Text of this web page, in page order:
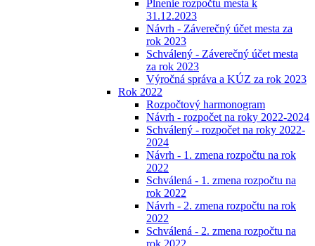
Plnenie rozpočtu mesta k
31.12.2023
Návrh - Záverečný účet mesta za
rok 2023
Schválený - Záverečný účet mesta
za rok 2023
Výročná správa a KÚZ za rok 2023
Rok 2022
Rozpočtový harmonogram
Návrh - rozpočet na roky 2022-2024
Schválený - rozpočet na roky 2022-
2024
Návrh - 1. zmena rozpočtu na rok
2022
Schválená - 1. zmena rozpočtu na
rok 2022
Návrh - 2. zmena rozpočtu na rok
2022
Schválená - 2. zmena rozpočtu na
rok 2022